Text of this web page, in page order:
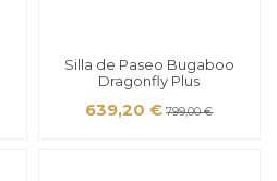
Silla de Paseo Bugaboo
Dragonfly Plus
639,20 € 799,00 €